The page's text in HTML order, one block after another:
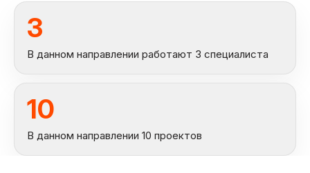
3
В данном направлении работают 3 специалиста
10
В данном направлении 10 проектов